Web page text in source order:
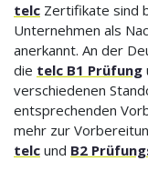
telc Zertifikate sind
Unternehmen als
anerkannt. An der
die telc B1 Prüfung
verschiedenen
entsprechenden
mehr zur
telc und B2